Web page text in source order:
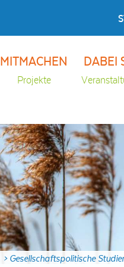
MITMACHEN
Projekte
DABEI
> Gesellschaftspolitische